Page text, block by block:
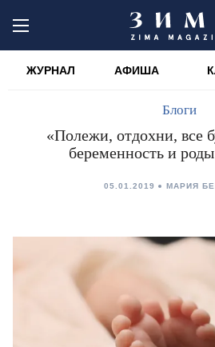
ЖУРНАЛ АФИША
Блоги
«Полежи, отдохни, все
беременность и
05.01.2019 МАРИЯ